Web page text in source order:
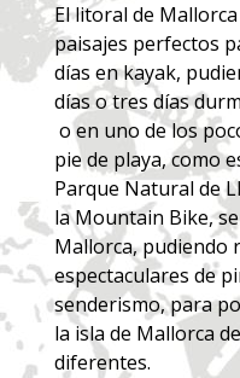
El litoral de
paisajes perfectos
días en kayak,
días o tres días
o en uno de los
pie de playa, como
Parque Natural de
la Mountain Bike,
Mallorca, pudiendo
espectaculares de
senderismo, para
la isla de Mallorca
diferentes.